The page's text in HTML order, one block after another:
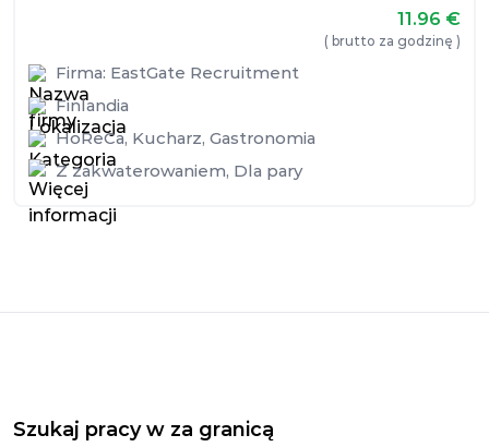
11.96 €
( brutto za godzinę )
Firma: EastGate Recruitment
Finlandia
HoReCa, Kucharz, Gastronomia
Z zakwaterowaniem, Dla pary
Szukaj pracy w za granicą